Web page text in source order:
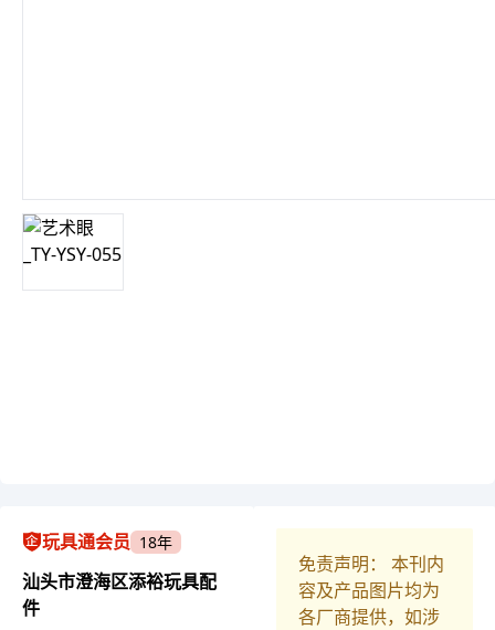
玩具通会员 18年
汕头市澄海区添裕玩具配
件
免责声明： 本刊内
容及产品图片均为
各厂商提供，如涉